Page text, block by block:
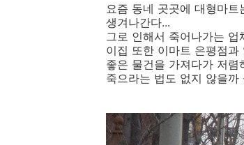
요즘 동네 곳곳에 대형마
생겨나간다...
그로 인해서 죽어나가는
이집 또한 이마트 은평점
좋은 물건을 가져다가 저
죽으라는 법도 없지 않을까